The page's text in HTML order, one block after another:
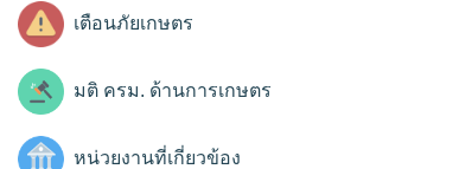
เตือนภัยเกษตร
มติ ครม. ด้านการเกษตร
หน่วยงานที่เกี่ยวข้อง